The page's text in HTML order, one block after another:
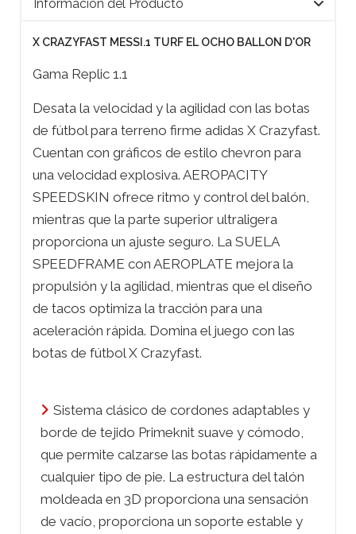
Información del Producto
X CRAZYFAST MESSI.1 TURF EL OCHO BALLON D'OR
Gama Replic 1.1
Desata la velocidad y la agilidad con las botas
de fútbol para terreno firme adidas X Crazyfast.
Cuentan con gráficos de estilo chevron para
una velocidad explosiva. AEROPACITY
SPEEDSKIN ofrece ritmo y control del balón,
mientras que la parte superior ultraligera
proporciona un ajuste seguro. La SUELA
SPEEDFRAME con AEROPLATE mejora la
propulsión y la agilidad, mientras que el diseño
de tacos optimiza la tracción para una
aceleración rápida. Domina el juego con las
botas de fútbol X Crazyfast.
Sistema clásico de cordones adaptables y
borde de tejido Primeknit suave y cómodo,
que permite calzarse las botas rápidamente a
cualquier tipo de pie. La estructura del talón
moldeada en 3D proporciona una sensación
de vacío, proporciona un soporte estable y